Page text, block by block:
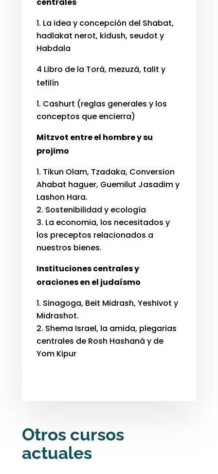
La idea y concepción del Shabat,
hadlakat nerot, kidush, seudot y
Habdala
4 Libro de la Torá, mezuzá, talit y
tefilín
Cashurt (reglas generales y los
conceptos que encierra)
Mitzvot entre el hombre y su
projimo
Tikun Olam, Tzadaka, Conversion
Ahabat haguer, Guemilut Jasadim y
Lashon Hara.
Sostenibilidad y ecología
La economia, los necesitados y
los preceptos relacionados a
nuestros bienes.
Instituciones centrales y
oraciones en el judaísmo
Sinagoga, Beit Midrash, Yeshivot y
Midrashot.
Shema Israel, la amida, plegarias
centrales de Rosh Hashaná y de
Yom Kipur
Otros cursos
actuales